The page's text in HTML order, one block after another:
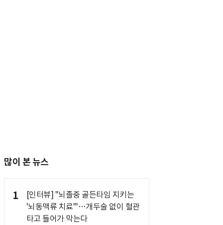
많이 본 뉴스
1
[인터뷰] "뇌졸중 골든타임 지키는
'뇌동맥류 치료'"…개두술 없이 혈관
타고 들어가 막는다